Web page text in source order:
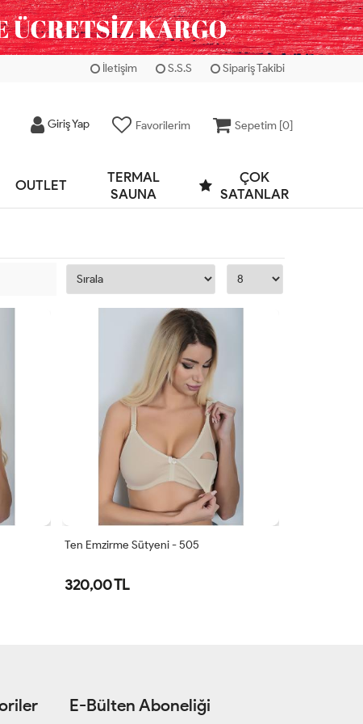
İletişim S.S.S Sipariş Takibi
Giriş Yap Favorilerim Sepetim [0]
OUTLET
TERMAL
SAUNA
ÇOK
SATANLAR
Ten Emzirme Sütyeni - 505
320,00 TL
E-Bülten Aboneliği